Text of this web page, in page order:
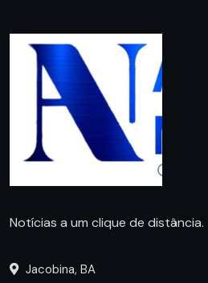
Notícias a um clique de distância.
Jacobina, BA